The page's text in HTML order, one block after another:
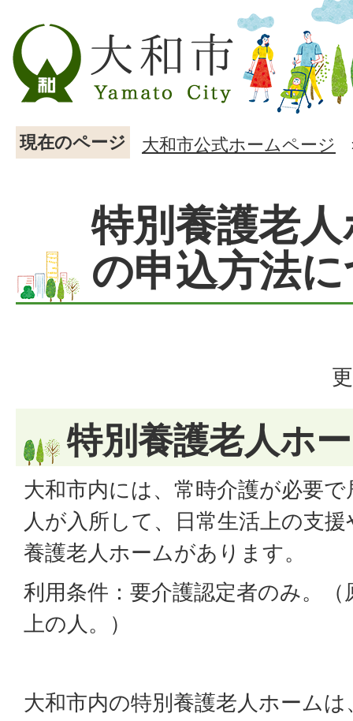
現在のページ 大和市公式ホームページ
特別養護老
の申込方法
特別養護老人ホ
大和市内には、常時介護が必要
人が入所して、日常生活上の支
養護老人ホームがあります。
利用条件：要介護認定者のみ。
上の人。）
大和市内の特別養護老人ホーム